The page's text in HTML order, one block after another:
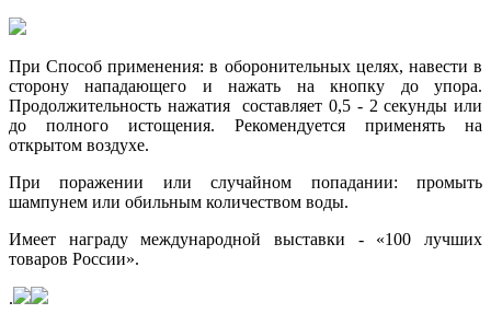
При Способ применения: в оборонительных целях, навести в
сторону нападающего и нажать на кнопку до упора.
Продолжительность нажатия составляет 0,5 - 2 секунды или
до полного истощения. Рекомендуется применять на
открытом воздухе.
При поражении или случайном попадании: промыть
шампунем или обильным количеством воды.
Имеет награду международной выставки - «100 лучших
товаров России».
.